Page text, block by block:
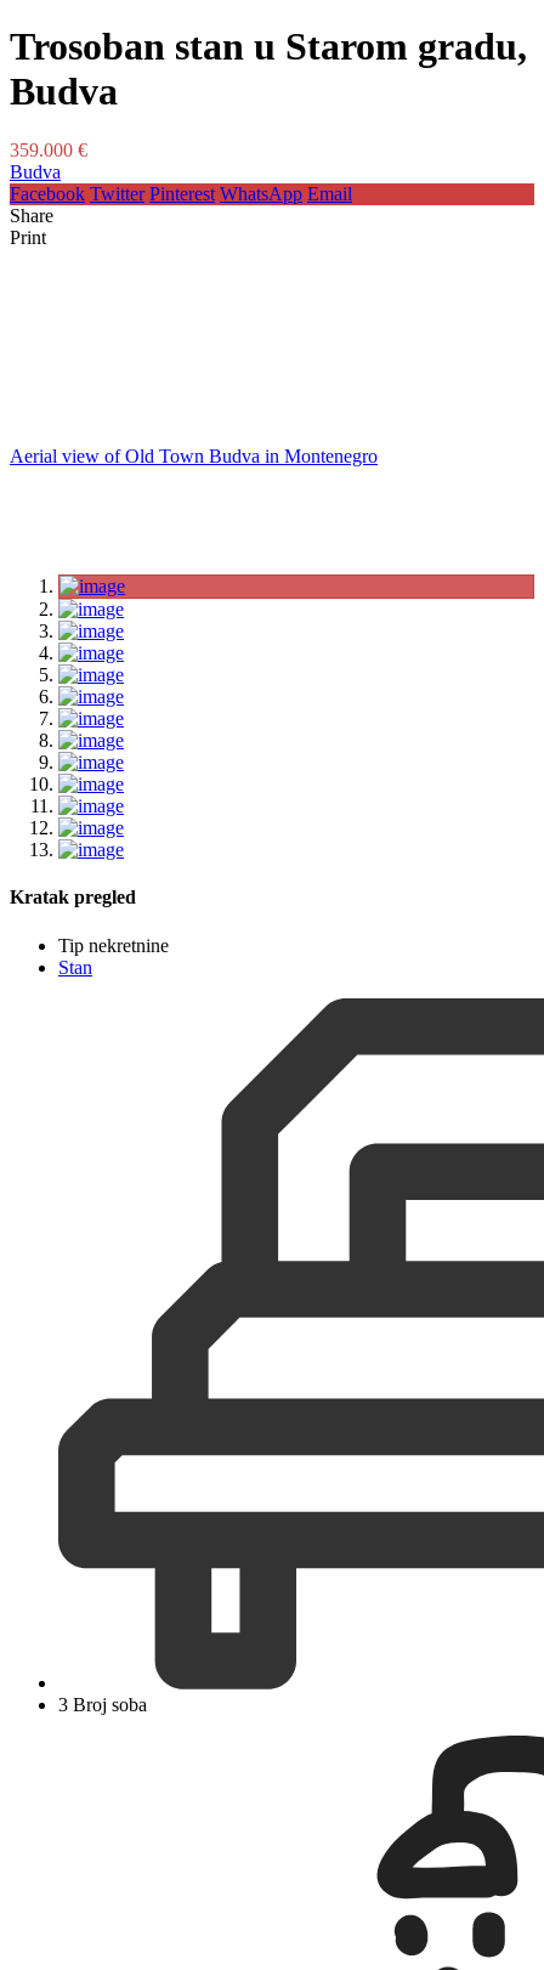
Trosoban stan u Starom gradu,
Budva
359.000 €
Budva
Facebook Twitter Pinterest WhatsApp Email
Share
Print
Aerial view of Old Town Budva in Montenegro
Kratak pregled
Tip nekretnine
Stan
3 Broj soba